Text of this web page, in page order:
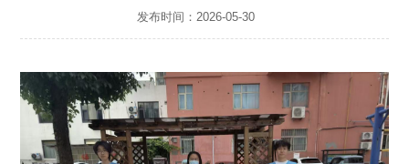
发布时间：2026-05-30